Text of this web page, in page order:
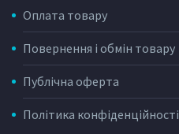
Оплата товару
Повернення і обмін товару
Публічна оферта
Політика конфіденційності